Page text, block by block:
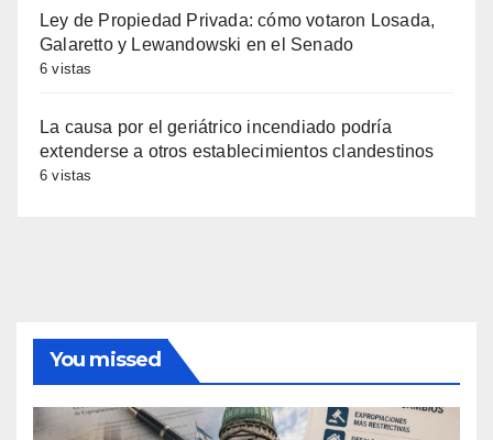
Ley de Propiedad Privada: cómo votaron Losada,
Galaretto y Lewandowski en el Senado
6 vistas
La causa por el geriátrico incendiado podría
extenderse a otros establecimientos clandestinos
6 vistas
You missed